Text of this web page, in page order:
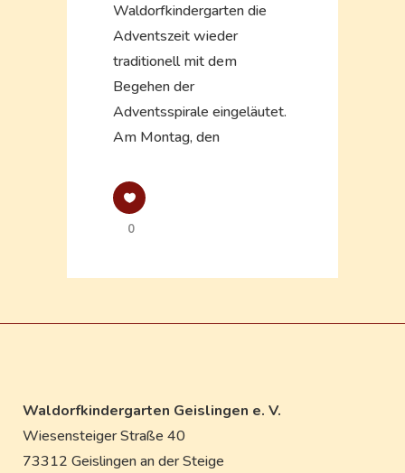
Waldorfkindergarten die
Adventszeit wieder
traditionell mit dem
Begehen der
Adventsspirale eingeläutet.
Am Montag, den
0
Waldorfkindergarten Geislingen e. V.
Wiesensteiger Straße 40
73312 Geislingen an der Steige